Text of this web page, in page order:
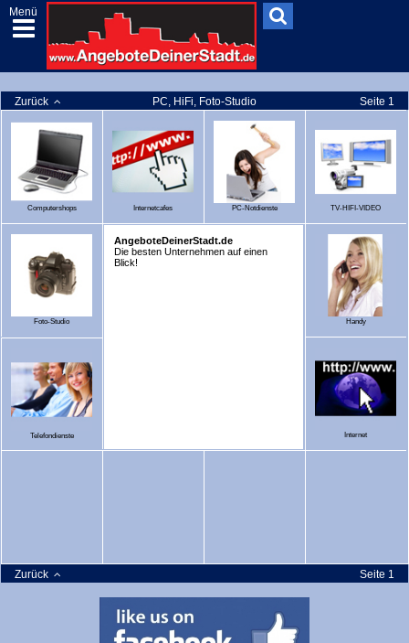
Menü
Zurück PC, HiFi, Foto-Studio Seite 1
Computershops Internetcafes PC-Notdienste TV-HIFI-VIDEO
Foto-Studio
AngeboteDeinerStadt.de
Die besten Unternehmen auf einen
Blick!
Handy
Telefondienste Internet
Zurück Seite 1